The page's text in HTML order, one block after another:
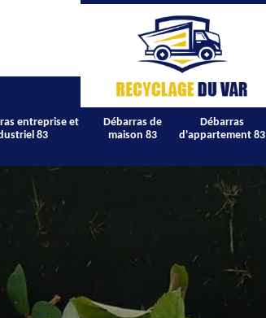
entreprise et
83
Débarras de
maison 83
Débarras
d'appartement 83